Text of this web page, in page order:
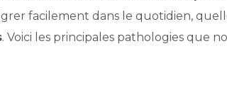
facilement dans le quotidien,
. Voici les principales pathologies que